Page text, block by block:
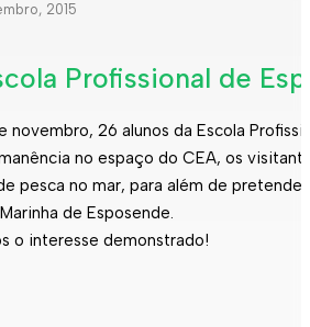
2015
Profissional de
novembro, 26 alunos da Escola
no espaço do CEA, os
pesca no mar, para além de
de Esposende.
o interesse demonstrado!